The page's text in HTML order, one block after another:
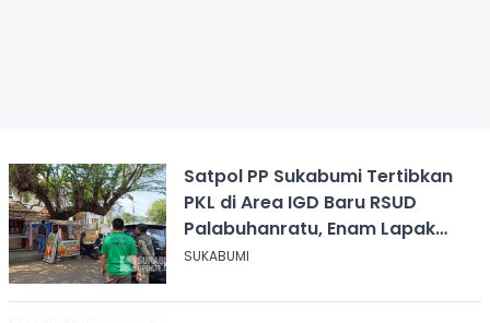
Satpol PP Sukabumi Tertibkan
PKL di Area IGD Baru RSUD
Palabuhanratu, Enam Lapak
Dibongkar Mandiri
SUKABUMI